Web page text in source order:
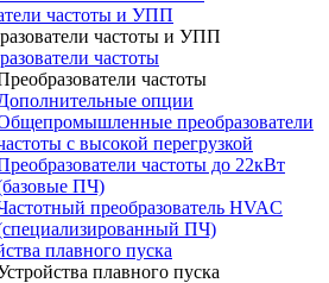
частоты и УПП
частоты и УПП
частоты
частоты
опции
преобразователи
с высокой перегрузкой
частоты до 22кВт
ПЧ)
преобразователь HVAC
ПЧ)
плавного пуска
плавного пуска